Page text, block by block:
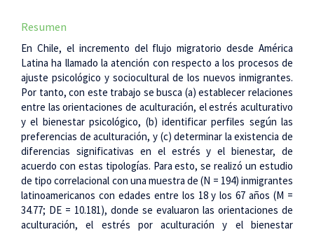
Resumen
En Chile, el incremento del flujo migratorio desde América
Latina ha llamado la atención con respecto a los procesos de
ajuste psicológico y sociocultural de los nuevos inmigrantes.
Por tanto, con este trabajo se busca (a) establecer relaciones
entre las orientaciones de aculturación, el estrés aculturativo
y el bienestar psicológico, (b) identificar perfiles según las
preferencias de aculturación, y (c) determinar la existencia de
diferencias significativas en el estrés y el bienestar, de
acuerdo con estas tipologías. Para esto, se realizó un estudio
de tipo correlacional con una muestra de (N = 194) inmigrantes
latinoamericanos con edades entre los 18 y los 67 años (M =
34.77; DE = 10.181), donde se evaluaron las orientaciones de
aculturación, el estrés por aculturación y el bienestar